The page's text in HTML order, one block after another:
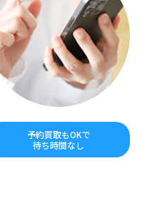
予約買取もOKで
待ち時間なし